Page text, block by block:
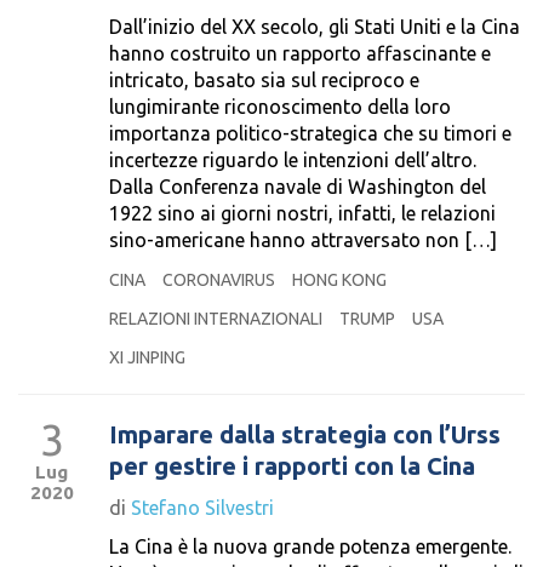
Dall’inizio del XX secolo, gli Stati Uniti e la Cina
hanno costruito un rapporto affascinante e
intricato, basato sia sul reciproco e
lungimirante riconoscimento della loro
importanza politico-strategica che su timori e
incertezze riguardo le intenzioni dell’altro.
Dalla Conferenza navale di Washington del
1922 sino ai giorni nostri, infatti, le relazioni
sino-americane hanno attraversato non […]
CINA CORONAVIRUS
HONG KONG
RELAZIONI INTERNAZIONALI
TRUMP
USA
XI JINPING
3
Lug
2020
Imparare dalla strategia con l’Urss
per gestire i rapporti con la Cina
di Stefano Silvestri
La Cina è la nuova grande potenza emergente.